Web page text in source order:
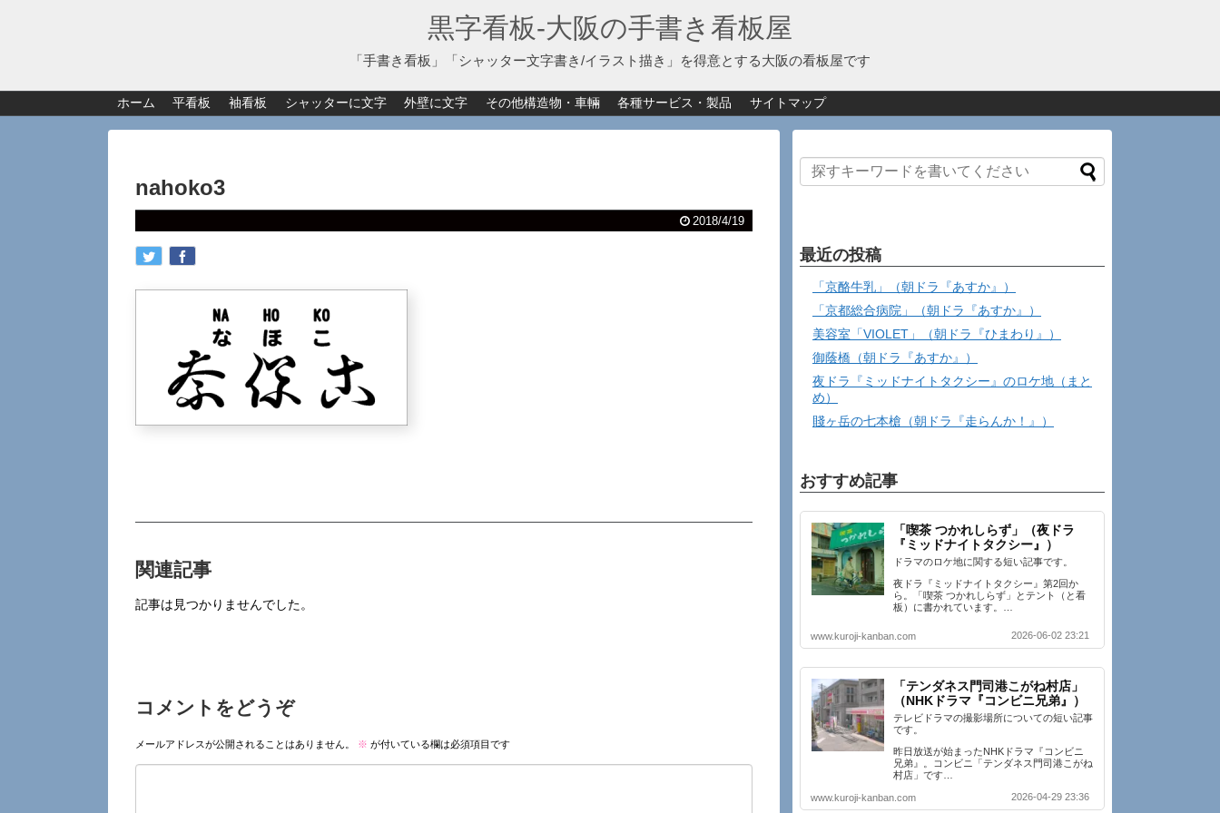
黒字看板‐大阪の手書き看板屋
「手書き看板」「シャッター文字書き/イラスト描き」を得意とする大阪の看板屋です
ホーム 平看板 袖看板 シャッターに文字 外壁に文字 その他構造物・車輛 各種サービス・製品 サイトマップ
nahoko3
2018/4/19
関連記事
記事は見つかりませんでした。
コメントをどうぞ
メールアドレスが公開されることはありません。 ※ が付いている欄は必須項目です
最近の投稿
「京酪牛乳」（朝ドラ『あすか』）
「京都総合病院」（朝ドラ『あすか』）
美容室「VIOLET」（朝ドラ『ひまわり』）
御蔭橋（朝ドラ『あすか』）
夜ドラ『ミッドナイトタクシー』のロケ地（まと
め）
賤ヶ岳の七本槍（朝ドラ『走らんか！』）
おすすめ記事
「喫茶 つかれしらず」（夜ドラ
『ミッドナイトタクシー』）
ドラマのロケ地に関する短い記事です。
夜ドラ『ミッドナイトタクシー』第2回か
ら。「喫茶 つかれしらず」とテント（と看
板）に書かれています。…
www.kuroji-kanban.com 2026-06-02 23:21
「テンダネス門司港こがね村店」
（NHKドラマ『コンビニ兄弟』）
テレビドラマの撮影場所についての短い記事
です。
昨日放送が始まったNHKドラマ『コンビニ
兄弟』。コンビニ「テンダネス門司港こがね
村店」です…
www.kuroji-kanban.com 2026-04-29 23:36